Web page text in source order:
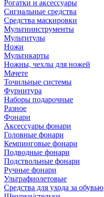
Рогатки и аксессуары
Сигнальные средства
Средства маскировки
Мультиинструменты
Мультитулы
Ножи
Мультикарты
Ножны, чехлы для ножей
Мачете
Точильные системы
Фурнитура
Наборы подарочные
Разное
Фонари
Аксессуары фонари
Головные фонари
Кемпинговые фонари
Подводные фонари
Подствольные фонари
Ручные фонари
Ультрафиолетовые
Средства для ухода за обувью